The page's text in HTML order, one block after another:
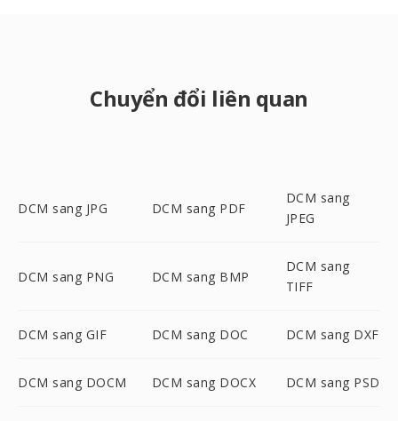
Chuyển đổi liên quan
DCM sang JPG DCM sang PDF
DCM sang
JPEG
DCM sang PNG DCM sang BMP
DCM sang
TIFF
DCM sang GIF DCM sang DOC DCM sang DXF
DCM sang DOCM DCM sang DOCX DCM sang PSD